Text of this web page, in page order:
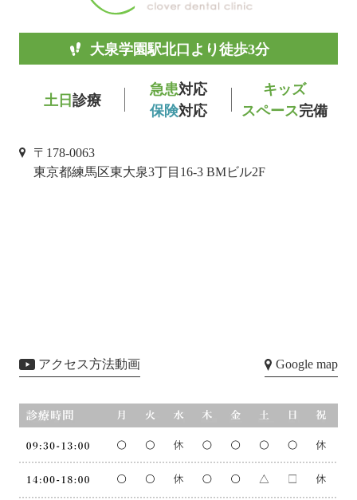
大泉学園駅北口より徒歩3分
土日 診療
急患対応
保険対応
キッズ
スペース完備
〒178-0063
東京都練馬区東大泉3丁目16-3 BMビル2F
アクセス方法動画 Google map